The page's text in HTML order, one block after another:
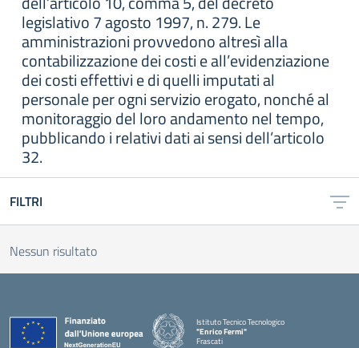
legislativo 7 agosto 1997, n. 279. Le
amministrazioni provvedono altresì alla
contabilizzazione dei costi e all’evidenziazione
dei costi effettivi e di quelli imputati al
personale per ogni servizio erogato, nonché al
monitoraggio del loro andamento nel tempo,
pubblicando i relativi dati ai sensi dell’articolo
32.
FILTRI
Nessun risultato
Istituto Tecnico Tecnologico
"Enrico Fermi"
Frascati